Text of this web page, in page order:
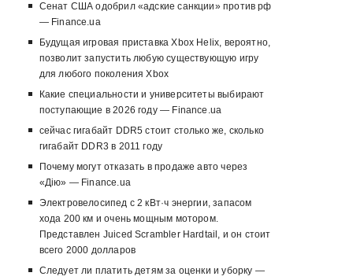
Сенат США одобрил «адские санкции» против рф
— Finance.ua
Будущая игровая приставка Xbox Helix, вероятно,
позволит запустить любую существующую игру
для любого поколения Xbox
Какие специальности и университеты выбирают
поступающие в 2026 году — Finance.ua
сейчас гигабайт DDR5 стоит столько же, сколько
гигабайт DDR3 в 2011 году
Почему могут отказать в продаже авто через
«Дію» — Finance.ua
Электровелосипед с 2 кВт·ч энергии, запасом
хода 200 км и очень мощным мотором.
Представлен Juiced Scrambler Hardtail, и он стоит
всего 2000 долларов
Следует ли платить детям за оценки и уборку —